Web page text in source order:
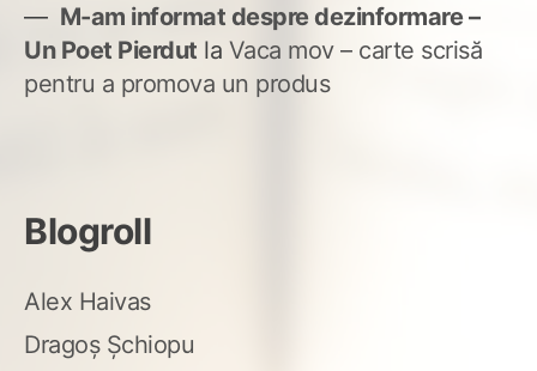
M-am informat despre dezinformare –
Un Poet Pierdut la Vaca mov – carte scrisă
pentru a promova un produs
Blogroll
Alex Haivas
Dragoș Șchiopu